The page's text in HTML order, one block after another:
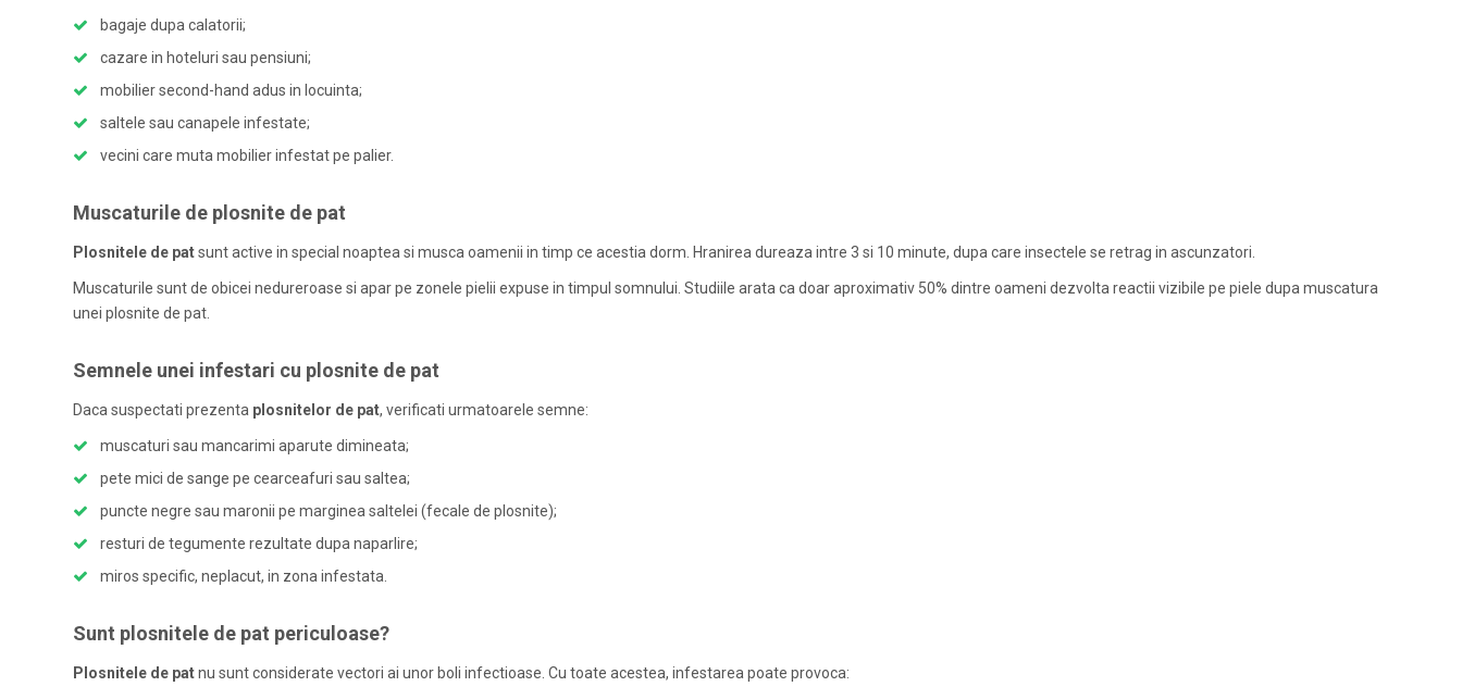
bagaje dupa calatorii;
cazare in hoteluri sau pensiuni;
mobilier second-hand adus in locuinta;
saltele sau canapele infestate;
vecini care muta mobilier infestat pe palier.
Muscaturile de plosnite de pat
Plosnitele de patsunt active in special noaptea si musca oamenii in timp ce acestia dorm. Hranirea dureaza intre 3 si 10 minute, dupa care insectele se retrag in ascunzatori.
Muscaturile sunt de obicei nedureroase si apar pe zonele pielii expuse in timpul somnului. Studiile arata ca doar aproximativ 50% dintre oameni dezvolta reactii vizibile pe piele dupa muscatura
unei plosnite de pat.
Semnele unei infestari cu plosnite de pat
Daca suspectati prezenta plosnitelor de pat, verificati urmatoarele semne:
muscaturi sau mancarimi aparute dimineata;
pete mici de sange pe cearceafuri sau saltea;
puncte negre sau maronii pe marginea saltelei (fecale de plosnite);
resturi de tegumente rezultate dupa naparlire;
miros specific, neplacut, in zona infestata.
Sunt plosnitele de pat periculoase?
Plosnitele de patnu sunt considerate vectori ai unor boli infectioase. Cu toate acestea, infestarea poate provoca: